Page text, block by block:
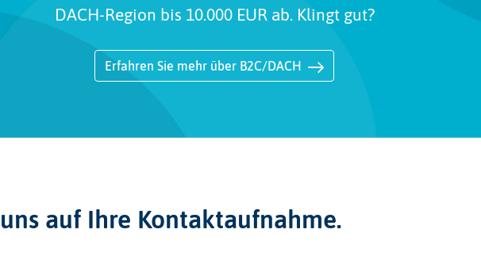
DACH-Region bis 10.000 EUR ab. Klingt gut?
Erfahren Sie mehr über B2C/DACH
auf Ihre Kontaktaufnahme.